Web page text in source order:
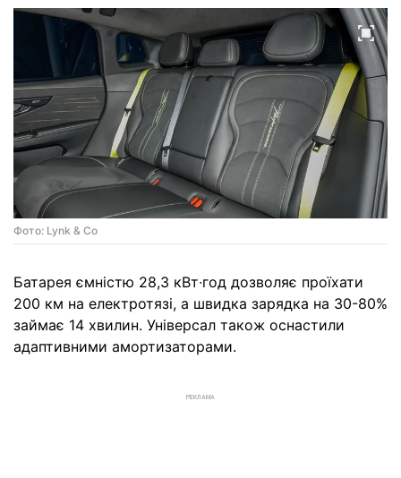
Фото: Lynk & Co
Батарея ємністю 28,3 кВт∙год дозволяє проїхати
200 км на електротязі, а швидка зарядка на 30-80%
займає 14 хвилин. Універсал також оснастили
адаптивними амортизаторами.
РЕКЛАМА